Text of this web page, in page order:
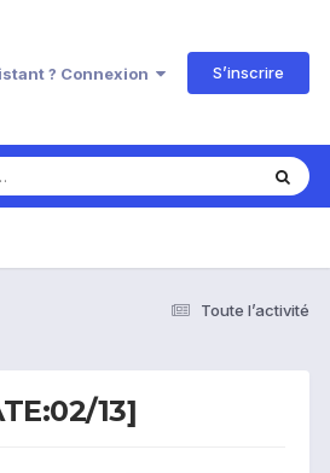
? Connexion S’inscrire
Toute l’activité
13]